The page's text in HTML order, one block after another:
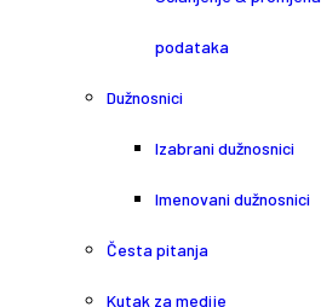
podataka
Dužnosnici
Izabrani dužnosnici
Imenovani dužnosnici
Česta pitanja
Kutak za medije